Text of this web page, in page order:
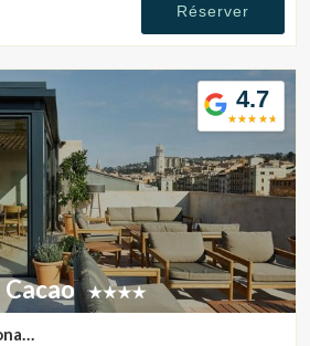
le code de réservation
Réserver
4.7